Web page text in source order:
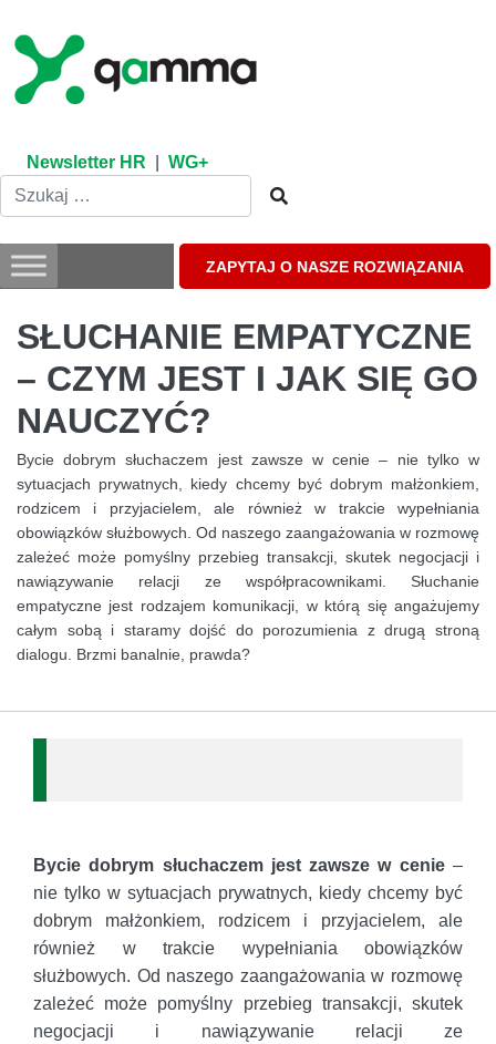
content
Newsletter HR WG+
ZAPYTAJ O NASZE ROZWIĄZANIA
SŁUCHANIE EMPATYCZNE
– CZYM JEST I JAK SIĘ GO
NAUCZYĆ?
Bycie dobrym słuchaczem jest zawsze w cenie – nie tylko w
sytuacjach prywatnych, kiedy chcemy być dobrym małżonkiem,
rodzicem i przyjacielem, ale również w trakcie wypełniania
obowiązków służbowych. Od naszego zaangażowania w rozmowę
zależeć może pomyślny przebieg transakcji, skutek negocjacji i
nawiązywanie relacji ze współpracownikami. Słuchanie
empatyczne jest rodzajem komunikacji, w którą się angażujemy
całym sobą i staramy dojść do porozumienia z drugą stroną
dialogu. Brzmi banalnie, prawda?
Bycie dobrym słuchaczem jest zawsze w cenie–
nie tylko w sytuacjach prywatnych, kiedy chcemy być
dobrym małżonkiem, rodzicem i przyjacielem, ale
również w trakcie wypełniania obowiązków
służbowych. Od naszego zaangażowania w rozmowę
zależeć może pomyślny przebieg transakcji, skutek
negocjacji i nawiązywanie relacji ze